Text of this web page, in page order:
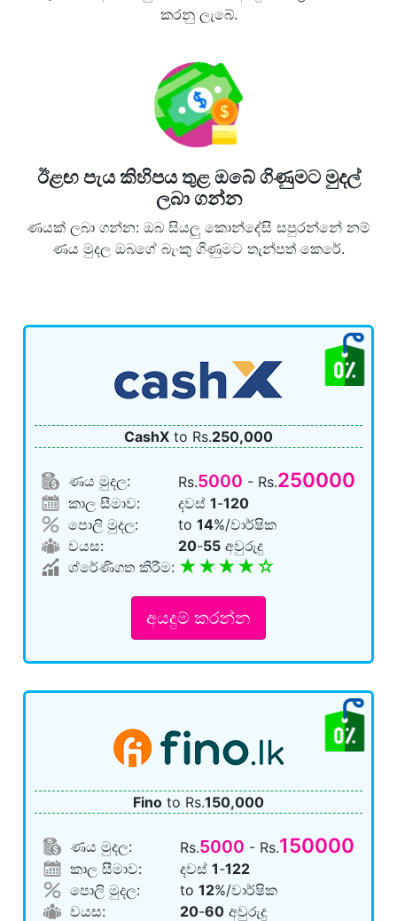
කරනු ලැබේ.
ඊළඟ පැය කිහිපය තුළ ඔබේ ගිණුමට මුදල්
ලබා ගන්න
ණයක් ලබා ගන්න: ඔබ සියලු කොන්දේසි සපුරන්නේ නම්
ණය මුදල ඔබගේ බැංකු ගිණුමට තැන්පත් කෙරේ.
CashX to Rs.250,000
ණය මුදල: Rs.5000 - Rs.250000
කාල සීමාව: දවස් 1-120
පොලි මුදල:
to 14%/වාර්ෂික
වයස:
20-55 අවුරුදු
ශ්රේණිගත කිරීම: ★★★★☆
අයදුම් කරන්න
Fino to Rs.150,000
ණය මුදල: Rs.5000 - Rs.150000
කාල සීමාව: දවස් 1-122
පොලි මුදල:
to 12%/වාර්ෂික
වයස:
20-60අවුරුදු